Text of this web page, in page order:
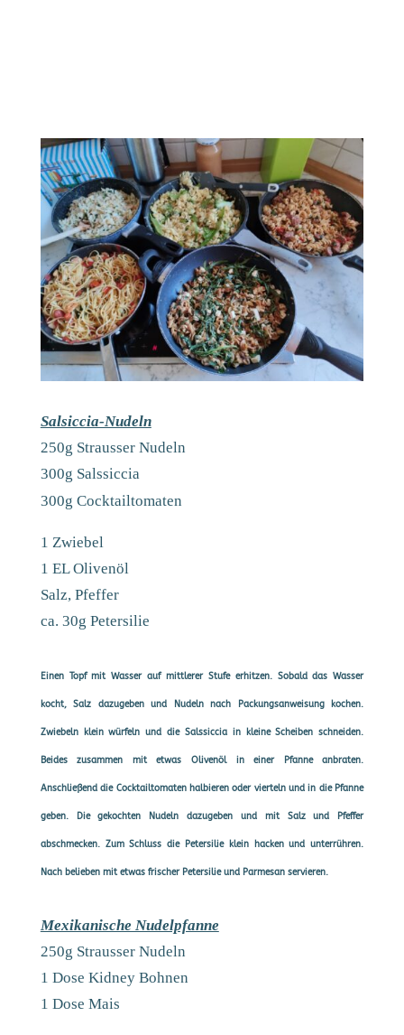
Salsiccia-Nudeln
250g Strausser Nudeln
300g Salssiccia
300g Cocktailtomaten
1 Zwiebel
1 EL Olivenöl
Salz, Pfeffer
ca. 30g Petersilie
Einen Topf mit Wasser auf mittlerer Stufe erhitzen. Sobald das Wasser
kocht, Salz dazugeben und Nudeln nach Packungsanweisung kochen.
Zwiebeln klein würfeln und die Salssiccia in kleine Scheiben schneiden.
Beides zusammen mit etwas Olivenöl in einer Pfanne anbraten.
Anschließend die Cocktailtomaten halbieren oder vierteln und in die Pfanne
geben. Die gekochten Nudeln dazugeben und mit Salz und Pfeffer
abschmecken. Zum Schluss die Petersilie klein hacken und unterrühren.
Nach belieben mit etwas frischer Petersilie und Parmesan servieren.
Mexikanische Nudelpfanne
250g Strausser Nudeln
1 Dose Kidney Bohnen
1 Dose Mais